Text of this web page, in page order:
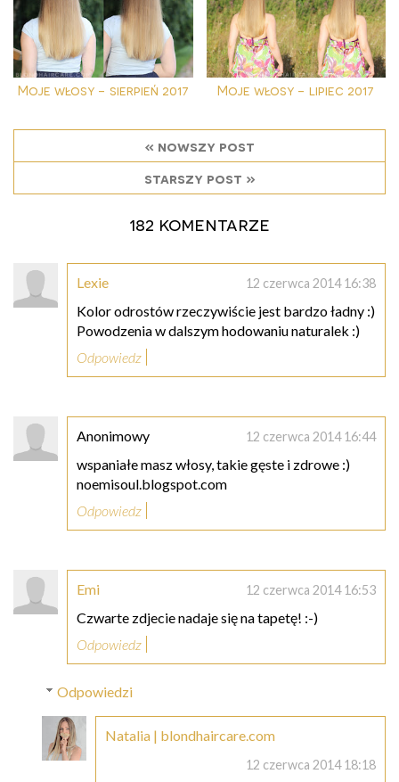
Moje włosy - sierpień 2017 Moje włosy - lipiec 2017
« nowszy post
starszy post »
182 komentarze
Lexie 12 czerwca 2014 16:38
Kolor odrostów rzeczywiście jest bardzo ładny :)
Powodzenia w dalszym hodowaniu naturalek :)
Odpowiedz
Anonimowy 12 czerwca 2014 16:44
wspaniałe masz włosy, takie gęste i zdrowe :)
noemisoul.blogspot.com
Odpowiedz
Emi 12 czerwca 2014 16:53
Czwarte zdjecie nadaje się na tapetę! :-)
Odpowiedz
Odpowiedzi
Natalia | blondhaircare.com
12 czerwca 2014 18:18